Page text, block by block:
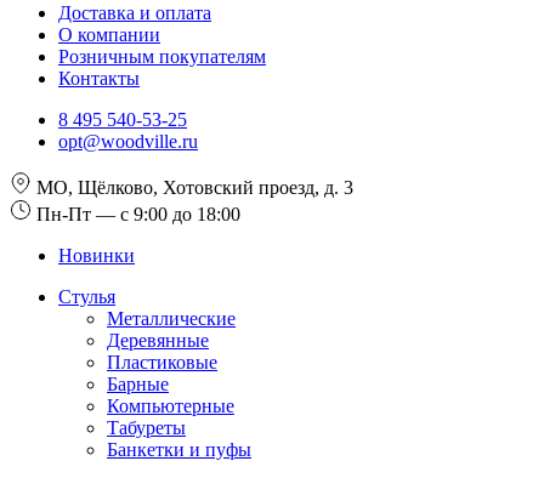
Доставка и оплата
О компании
Розничным покупателям
Контакты
8 495 540-53-25
opt@woodville.ru
МО, Щёлково, Хотовский проезд, д. 3
Пн-Пт — с 9:00 до 18:00
Новинки
Стулья
Металлические
Деревянные
Пластиковые
Барные
Компьютерные
Табуреты
Банкетки и пуфы